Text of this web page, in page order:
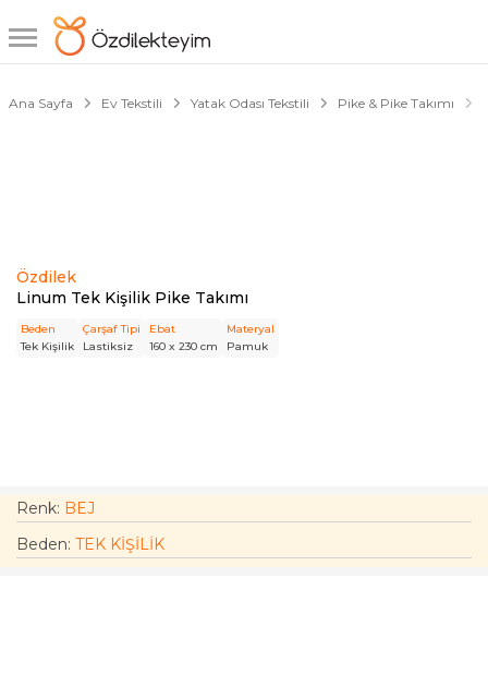
Ana Sayfa Ev Tekstili Yatak Odası Tekstili Pike & Pike Takımı
Özdilek
Linum Tek Kişilik Pike Takımı
Beden
Tek Kişilik
Çarşaf Tipi
Lastiksiz
Ebat
160 x 230 cm
Materyal
Pamuk
1/2
Renk: BEJ
Beden: TEK KİŞİLİK